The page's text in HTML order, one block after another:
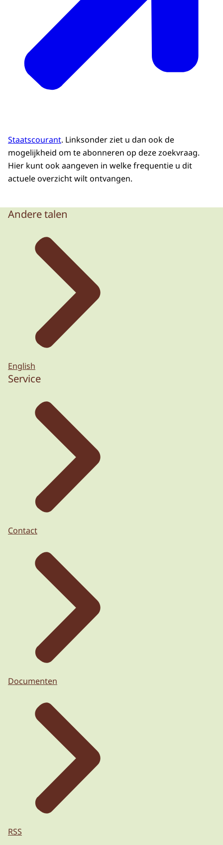
Staatscourant. Linksonder ziet u dan ook de
mogelijkheid om te abonneren op deze zoekvraag.
Hier kunt ook aangeven in welke frequentie u dit
actuele overzicht wilt ontvangen.
Andere talen
English
Service
Contact
Documenten
RSS